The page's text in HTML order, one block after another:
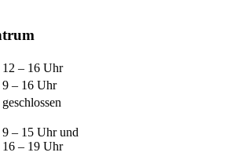
12 – 16 Uhr
9 – 16 Uhr
geschlossen
9 – 15 Uhr und
16 – 19 Uhr